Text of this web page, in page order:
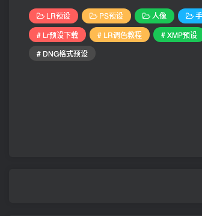
LR预设 PS预设 人像
# Lr预设下载
# LR调色教程 # XMP预设
# DNG格式预设